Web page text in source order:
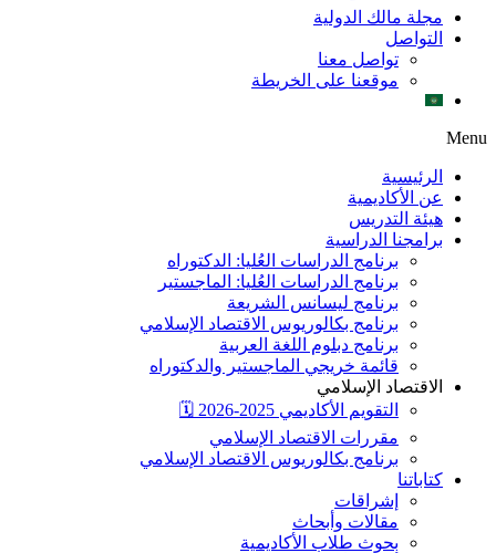
مجلة مالك الدولية
التواصل
تواصل معنا
موقعنا على الخريطة
Menu
الرئيسية
عن الأكاديمية
هيئة التدريس
برامجنا الدراسية
برنامج الدراسات العُليا: الدكتوراه
برنامج الدراسات العُليا: الماجستير
برنامج ليسانس الشريعة
برنامج بكالوريوس الاقتصاد الإسلامي
برنامج دبلوم اللغة العربية
قائمة خريجي الماجستير والدكتوراه
الاقتصاد الإسلامي
التقويم الأكاديمي 2025-2026 🗓️
مقررات الاقتصاد الإسلامي
برنامج بكالوريوس الاقتصاد الإسلامي
كتاباتنا
إشراقات
مقالات وأبحاث
بحوث طلاب الأكاديمية